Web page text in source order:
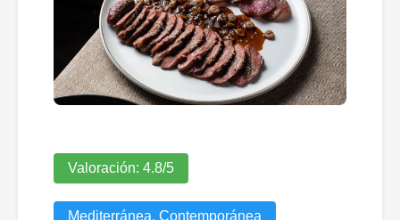
Valoración: 4.8/5
Mediterránea, Contemporánea